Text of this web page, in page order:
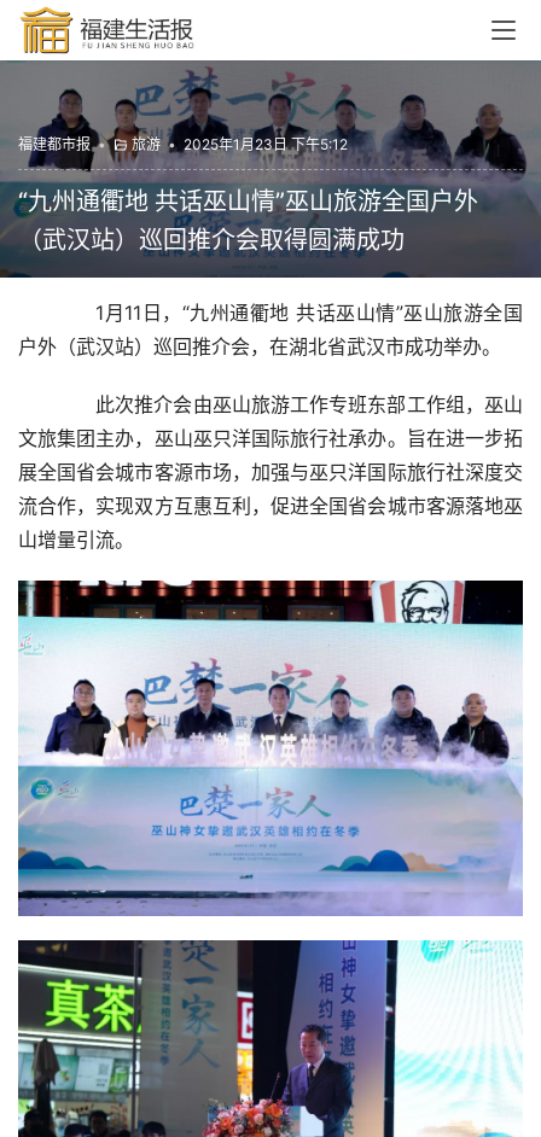
福建都市报 • 旅游 • 2025年1月23日 下午5:12
“九州通衢地 共话巫山情”巫山旅游全国户外
（武汉站）巡回推介会取得圆满成功
1月11日，“九州通衢地 共话巫山情”巫山旅游全国
户外（武汉站）巡回推介会，在湖北省武汉市成功举办。
此次推介会由巫山旅游工作专班东部工作组，巫山
文旅集团主办，巫山巫只洋国际旅行社承办。旨在进一步拓
展全国省会城市客源市场，加强与巫只洋国际旅行社深度交
流合作，实现双方互惠互利，促进全国省会城市客源落地巫
山增量引流。